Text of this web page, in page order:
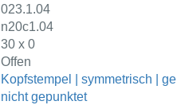
023.1.04
n20c1.04
30 x 0
Offen
Kopfstempel | symmetrisch |
nicht gepunktet